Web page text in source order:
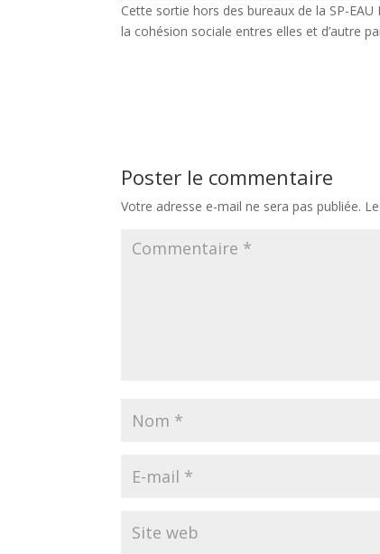
Cette sortie hors des bureaux de la SP-
la cohésion sociale entres elles et d’autre
Poster le commentaire
Votre adresse e-mail ne sera pas publiée.